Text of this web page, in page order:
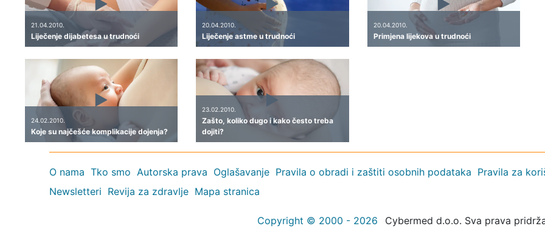
21.04.2010.
Liječenje dijabetesa u trudnoći
20.04.2010.
Liječenje astme u trudnoći
20.04.2010.
Primjena lijekova u trudnoći
24.02.2010.
Koje su najčešće komplikacije dojenja?
23.02.2010.
Zašto, koliko dugo i kako često treba
dojiti?
O nama Tko smo Autorska prava Oglašavanje Pravila o obradi i zaštiti osobnih podataka Pravila za
Newsletteri Revija za zdravlje Mapa stranica
Copyright © 2000 - 2026 Cybermed d.o.o. Sva prava